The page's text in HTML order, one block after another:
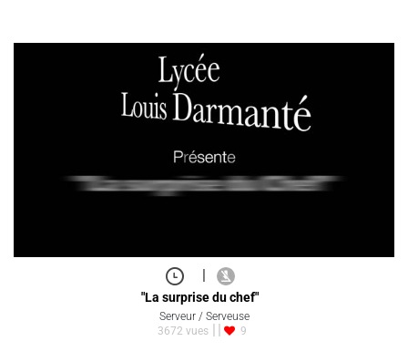
"La surprise du chef"
Serveur / Serveuse
3672 vues
9